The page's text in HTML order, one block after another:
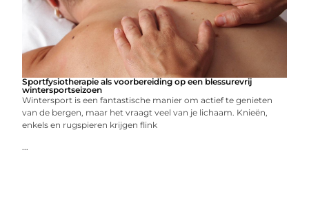
Sportfysiotherapie als voorbereiding op een blessurevrij
wintersportseizoen
Wintersport is een fantastische manier om actief te genieten
van de bergen, maar het vraagt veel van je lichaam. Knieën,
enkels en rugspieren krijgen flink
...